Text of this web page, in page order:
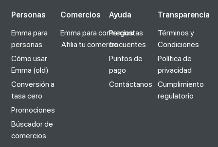
Personas
Emma para
personas
Cómo usar
Emma (old)
Conversión a
tasa cero
Promociones
Búscador de
comercios
Comercios
Emma para comercios
Afilia tu comercio
Ayuda
Preguntas
frecuentes
Puntos de
pago
Contáctanos
Transparencia
Términos y
Condiciones
Política de
privacidad
Cumplimiento
regulatorio